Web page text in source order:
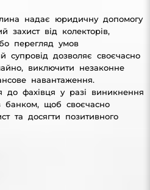
надає юридичну допомогу
захист від колекторів,
перегляд умов
супровід дозволяє своєчасно
виключити незаконне
навантаження.
до фахівця у разі виникнення
банком, щоб своєчасно
та досягти позитивного